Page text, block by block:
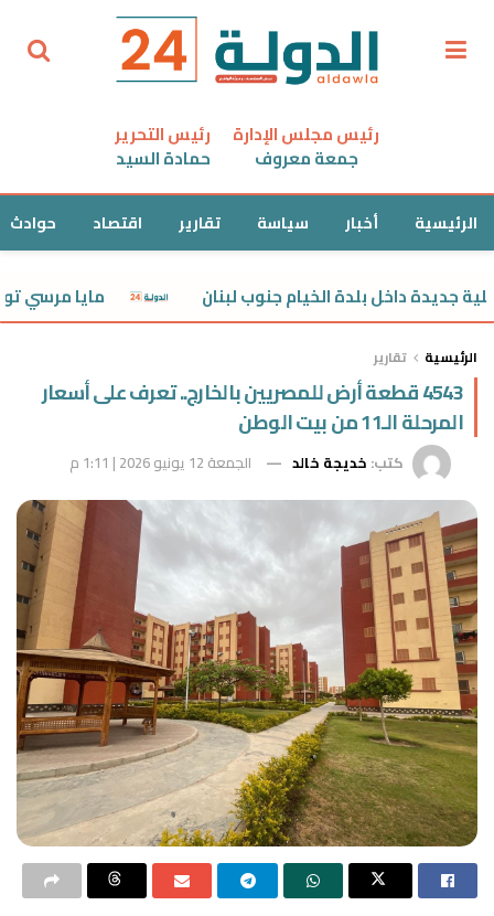
رئيس مجلس الإدارة
جمعة معروف
رئيس التحرير
حمادة السيد
الرئيسية أخبار سياسة تقارير اقتصاد حوادث
داخل بلدة الخيام جنوب لبنان مايا مرسي توجه
الرئيسية تقارير
4543 قطعة أرض للمصريين بالخارج.. تعرف على أسعار
المرحلة الـ11 من بيت الوطن
كتب: خديجة خالد الجمعة 12 يونيو 2026 | 1:11 م